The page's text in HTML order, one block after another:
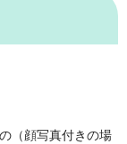
（顔写真付きの場